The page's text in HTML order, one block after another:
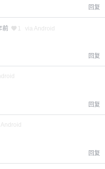
回复
前 1 via Android
回复
回复
回复